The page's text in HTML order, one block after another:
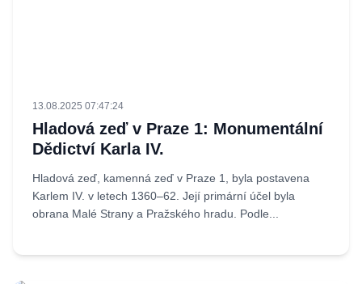
13.08.2025 07:47:24
Hladová zeď v Praze 1: Monumentální
Dědictví Karla IV.
Hladová zeď, kamenná zeď v Praze 1, byla postavena
Karlem IV. v letech 1360–62. Její primární účel byla
obrana Malé Strany a Pražského hradu. Podle...